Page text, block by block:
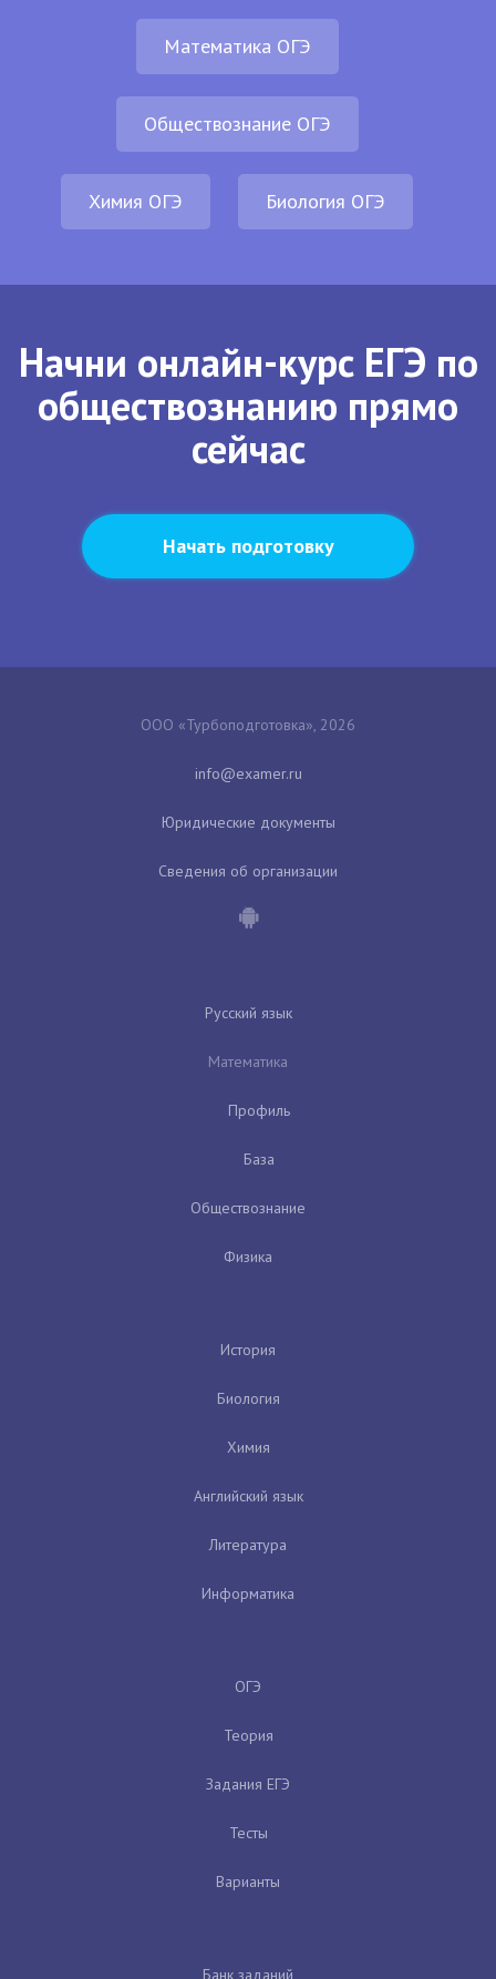
Математика ОГЭ
Обществознание ОГЭ
Химия ОГЭ Биология ОГЭ
Начни онлайн-курс ЕГЭ по
обществознанию прямо
сейчас
Начать подготовку
ООО «Турбоподготовка», 2026
Юридические документы
Сведения об организации
Русский язык
Математика
Профиль
База
Обществознание
Физика
История
Биология
Химия
Английский язык
Литература
Информатика
ОГЭ
Теория
Задания ЕГЭ
Тесты
Варианты
Банк заданий